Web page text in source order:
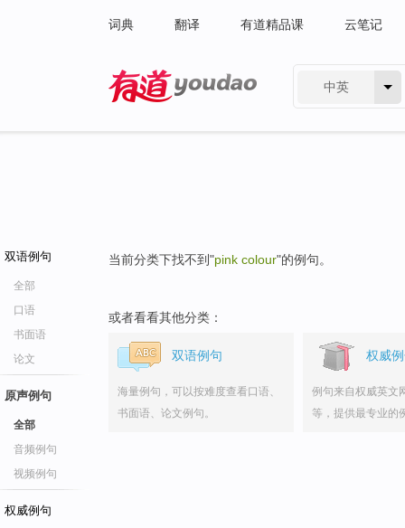
词典 翻译 有道精品课 云笔记
中英
双语例句
全部
口语
书面语
论文
原声例句
全部
音频例句
视频例句
权威例句
当前分类下找不到"pink colour"的例句。
或者看看其他分类：
双语例句
海量例句，可以按难度查看口语、
书面语、论文例句。
权威
例句来自权威英文
等，提供最专业的